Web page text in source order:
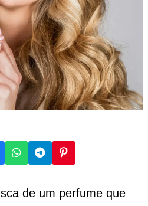
de um perfume que